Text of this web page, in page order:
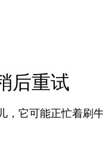
后重试
，它可能正忙着刷